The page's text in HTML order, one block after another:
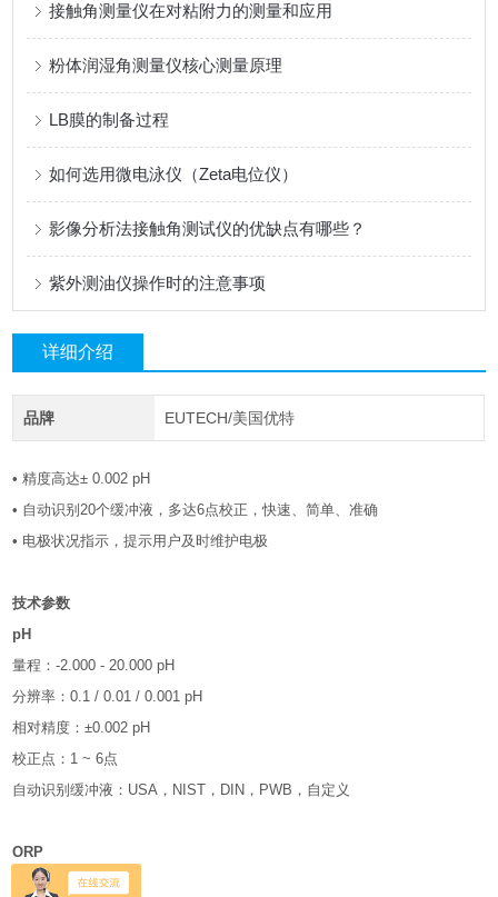
接触角测量仪在对粘附力的测量和应用
粉体润湿角测量仪核心测量原理
LB膜的制备过程
如何选用微电泳仪（Zeta电位仪）
影像分析法接触角测试仪的优缺点有哪些？
紫外测油仪操作时的注意事项
详细介绍
品牌 EUTECH/美国优特
• 精度高达± 0.002 pH
• 自动识别20个缓冲液，多达6点校正，快速、简单、准确
• 电极状况指示，提示用户及时维护电极
技术参数
pH
量程：-2.000 - 20.000 pH
分辨率：0.1 / 0.01 / 0.001 pH
相对精度：±0.002 pH
校正点：1 ~ 6点
自动识别缓冲液：USA，NIST，DIN，PWB，自定义
ORP
量程：± 2000.0 mV